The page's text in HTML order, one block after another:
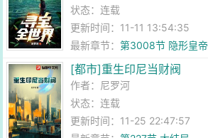
状态：连载
更新时间：11-11 13:54:35
最新章节：第3008节 隐形皇帝
[都市]重生印尼当财阀
作者： 尼罗河
状态：连载
更新时间：11-25 22:47:57